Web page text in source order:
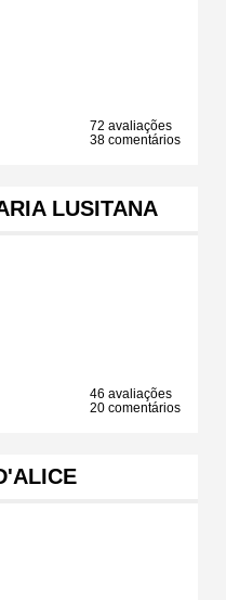
72 avaliações
38 comentários
LUSITANA
46 avaliações
20 comentários